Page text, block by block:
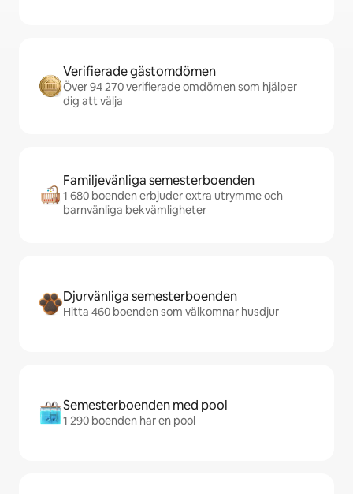
Verifierade gästomdömen
Över 94 270 verifierade omdömen som hjälper
dig att välja
Familjevänliga semesterboenden
1 680 boenden erbjuder extra utrymme och
barnvänliga bekvämligheter
Djurvänliga semesterboenden
Hitta 460 boenden som välkomnar husdjur
Semesterboenden med pool
1 290 boenden har en pool